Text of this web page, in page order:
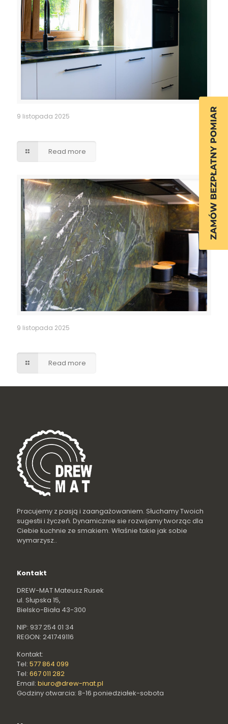
9 listopada 2025
Read more
9 listopada 2025
Read more
Pracujemy z pasją i zaangażowaniem. Słuchamy Twoich
sugestii i życzeń. Dynamicznie sie rozwijamy tworząc dla
Ciebie kuchnie ze smakiem. Właśnie takie jak sobie
wymarzysz..
Kontakt
DREW-MAT Mateusz Rusek
ul. Słupska 15,
Bielsko-Biała 43-300
NIP: 937 254 01 34
REGON: 241749116
Kontakt:
Tel: 577 864 099
Tel: 667 011 282
Email: biuro@drew-mat.pl
Godziny otwarcia: 8-16 poniedziałek-sobota